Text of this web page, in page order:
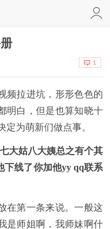
1
频拉进坑，形形色色的
明白，但是也算知晓十
定为萌新们做点事。
大姑八大姨总之有个其
下线了你加他yy qq联系
第一条来说。一般这
是师姐啊，我师妹啊什